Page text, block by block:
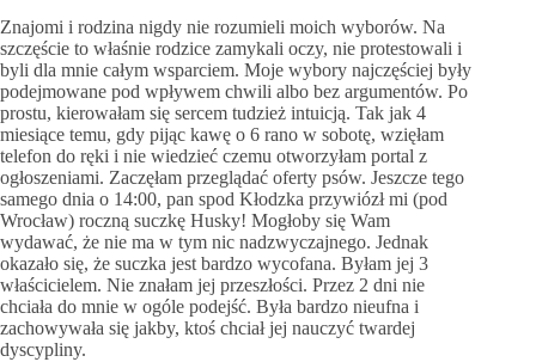
Znajomi i rodzina nigdy nie rozumieli moich wyborów. Na
szczęście to właśnie rodzice zamykali oczy, nie protestowali i
byli dla mnie całym wsparciem. Moje wybory najczęściej były
podejmowane pod wpływem chwili albo bez argumentów. Po
prostu, kierowałam się sercem tudzież intuicją. Tak jak 4
miesiące temu, gdy pijąc kawę o 6 rano w sobotę, wzięłam
telefon do ręki i nie wiedzieć czemu otworzyłam portal z
ogłoszeniami. Zaczęłam przeglądać oferty psów. Jeszcze tego
samego dnia o 14:00, pan spod Kłodzka przywiózł mi (pod
Wrocław) roczną suczkę Husky! Mogłoby się Wam
wydawać, że nie ma w tym nic nadzwyczajnego. Jednak
okazało się, że suczka jest bardzo wycofana. Byłam jej 3
właścicielem. Nie znałam jej przeszłości. Przez 2 dni nie
chciała do mnie w ogóle podejść. Była bardzo nieufna i
zachowywała się jakby, ktoś chciał jej nauczyć twardej
dyscypliny.